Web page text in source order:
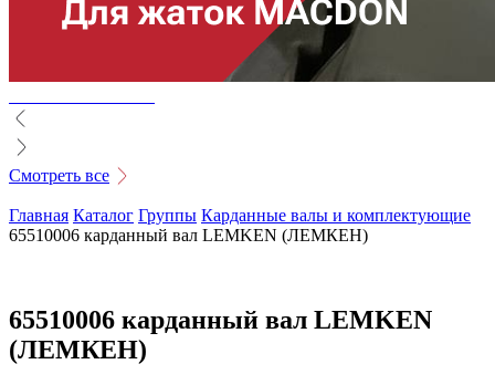
Смотреть все
Главная Каталог Группы Карданные валы и комплектующие
65510006 карданный вал LEMKEN (ЛЕМКЕН)
65510006 карданный вал LEMKEN
(ЛЕМКЕН)